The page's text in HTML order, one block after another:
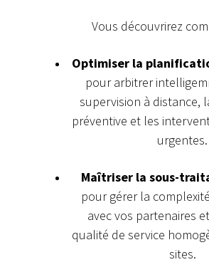
Vous découvrirez
Optimiser la
pour arbitrer
supervision à distance,
préventive et les
urgentes.
Maîtriser la sous-
pour gérer la
avec vos partenaires
qualité de service
sites.